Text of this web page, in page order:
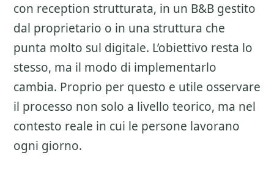
con reception strutturata, in un B&B gestito
dal proprietario o in una struttura che
punta molto sul digitale. L’obiettivo resta lo
stesso, ma il modo di implementarlo
cambia. Proprio per questo e utile osservare
il processo non solo a livello teorico, ma nel
contesto reale in cui le persone lavorano
ogni giorno.